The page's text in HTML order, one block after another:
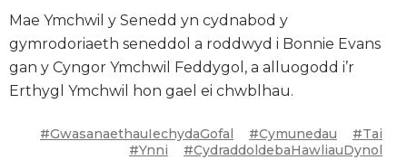
Mae Ymchwil y Senedd yn cydnabod y
gymrodoriaeth seneddol a roddwyd i Bonnie Evans
gan y Cyngor Ymchwil Feddygol, a alluogodd i’r
Erthygl Ymchwil hon gael ei chwblhau.
#GwasanaethauIechydaGofal #Cymunedau
#Tai
#Ynni
#CydraddoldebaHawliauDynol